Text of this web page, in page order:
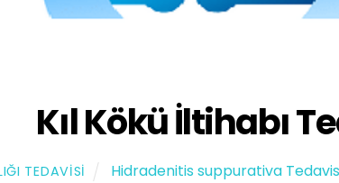
Kıl Kökü İltihabı
TEDAVISI Hidradenitis suppurativa